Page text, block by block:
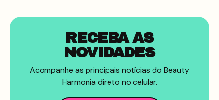
RECEBA AS
NOVIDADES
Acompanhe as principais notícias do Beauty
Harmonia direto no celular.